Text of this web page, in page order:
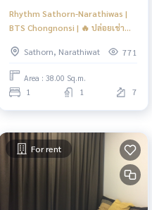
Rhythm Sathorn-Narathiwas |
BTS Chongnonsi | 🔥 ปล่อยเช่า
Sathorn, Narathiwat
771
Area : 38.00 Sq.m.
1 1 7
For rent